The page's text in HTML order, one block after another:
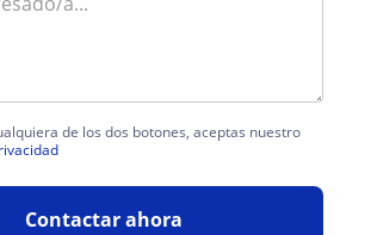
de los dos botones, aceptas nuestro
Contactar ahora